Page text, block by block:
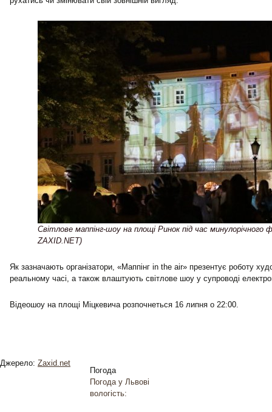
Cвітлове маппінг-шоу на площі Ринок під час
ZAXID.NET)
Як зазначають організатори, «Маппінг in the air» презентує роботу
реальному часі, а також влаштують світлове шоу у супроводі
Відеошоу на площі Міцкевича розпочнеться 16 липня о 22:00.
Джерело: Zaxid.net
Погода
Погода у Львові
вологість: